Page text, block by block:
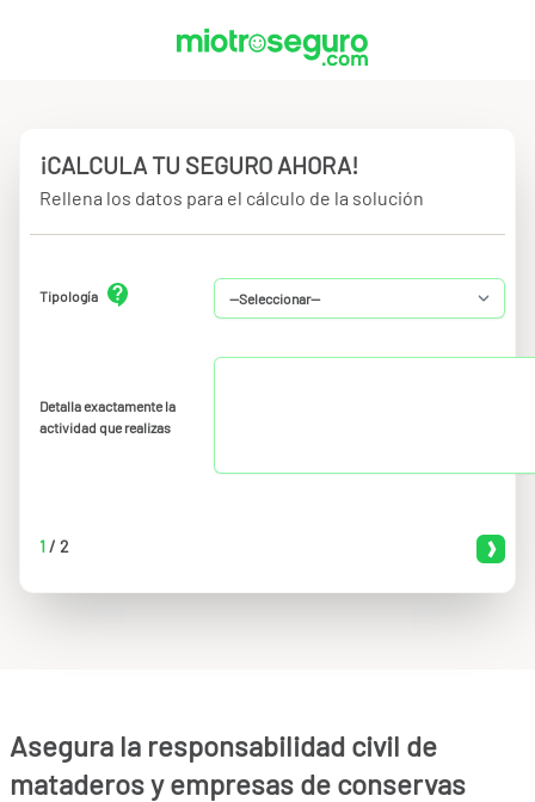
Asegura la responsabilidad civil de
mataderos y empresas de conservas
¡CALCULA TU SEGURO AHORA!
Rellena los datos para el cálculo de la solución
Tipología
Detalla exactamente la
actividad que realizas
1/ 2